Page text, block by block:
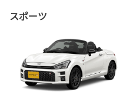
スポーツ